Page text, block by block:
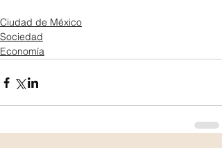
Ciudad de México
Sociedad
Economía